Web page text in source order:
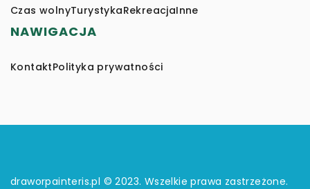
Czas wolnyTurystykaRekreacjaInne
NAWIGACJA
KontaktPolityka prywatności
draworpainteris.pl © 2023. Wszelkie prawa zastrzeżone.